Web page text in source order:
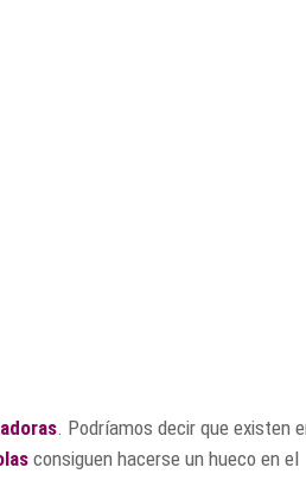
. Podríamos decir que existen
consiguen hacerse un hueco en el